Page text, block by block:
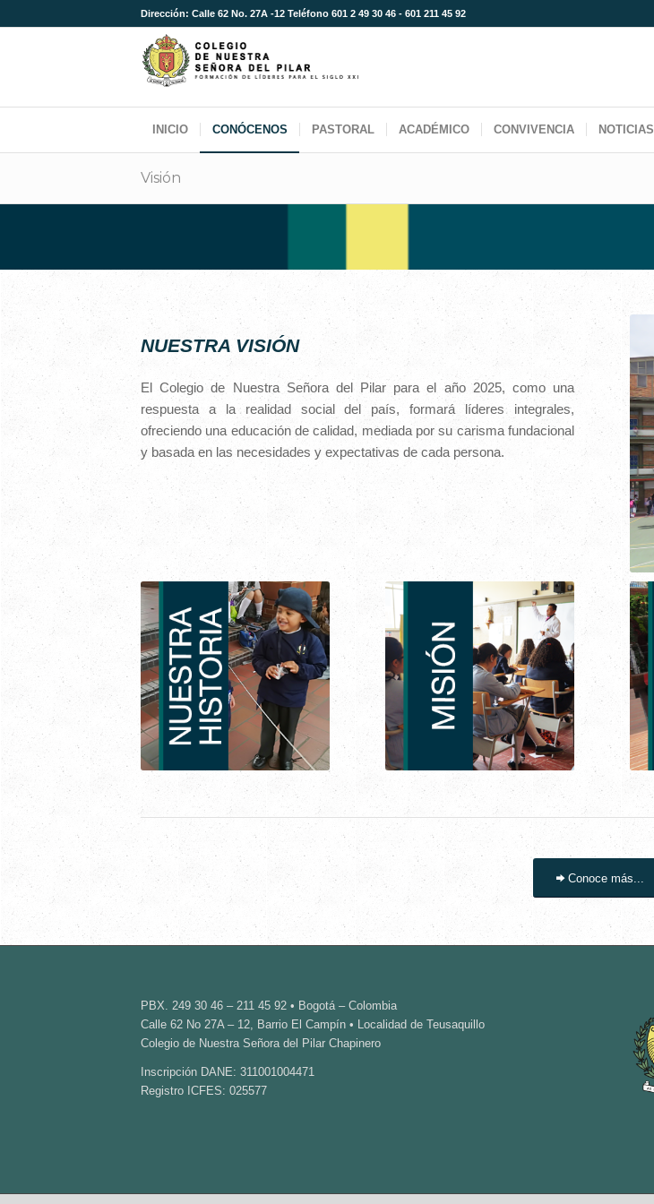
Dirección: Calle 62 No. 27A -12 Teléfono 601 2 49 30 46 - 601 211 45 92
INICIO CONÓCENOS PASTORAL ACADÉMICO CONVIVENCIA NOTICIAS
Visión
NUESTRA VISIÓN
El Colegio de Nuestra Señora del Pilar para el año 2025, como una
respuesta a la realidad social del país, formará líderes integrales,
ofreciendo una educación de calidad, mediada por su carisma fundacional
y basada en las necesidades y expectativas de cada persona.
Conoce más...
PBX. 249 30 46 – 211 45 92 • Bogotá – Colombia
Calle 62 No 27A – 12, Barrio El Campín • Localidad de Teusaquillo
Colegio de Nuestra Señora del Pilar Chapinero
Inscripción DANE: 311001004471
Registro ICFES: 025577